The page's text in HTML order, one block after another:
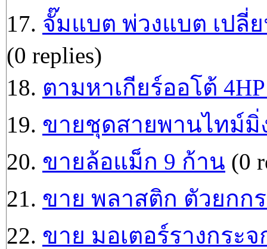
17. จั๊มแบต พ่วงแบต เปลี่
(0 replies)
18. ตามหาเกียร์ออโต้
19. ขายชุดสายพานไทม์มิ่
20. ขายล้อแม็ก 9 ก้าน (0
21. ขาย พลาสติก ตัวยกก
22. ขาย มอเตอร์รางกระ